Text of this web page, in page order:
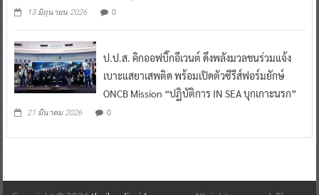
13 มิถุนายน 2026 0
ป.ป.ส. คิกออฟบิ๊กอีเวนต์ ดึงพลังมวลชนร่วมแจ้ง
เบาะแสยาเสพติด พร้อมเปิดตัวซีรีส์ฟอร์มยักษ์
ONCB Mission “ปฏิบัติการ IN SEA บุกเกาะนรก”
21 มีนาคม 2026 0